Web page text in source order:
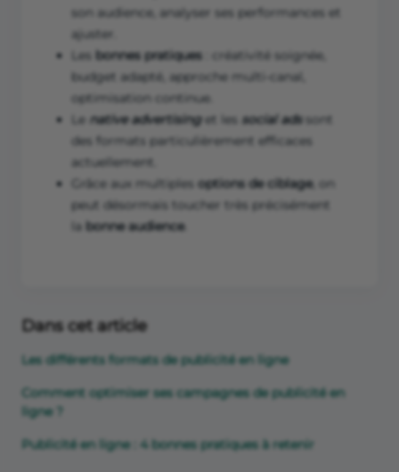
son audience, analyser ses performances et
ajuster.
Les bonnes pratiques : créativité soignée,
budget adapté, approche multi-canal,
optimisation continue.
Le native advertisinget les social adssont
des formats particulièrement efficaces
actuellement.
Grâce aux multiples options de ciblage, on
peut désormais toucher très précisément
la bonne audience.
Dans cet article
Les différents formats de publicité en ligne
Comment optimiser ses campagnes de publicité en
ligne ?
Publicité en ligne : 4 bonnes pratiques à retenir